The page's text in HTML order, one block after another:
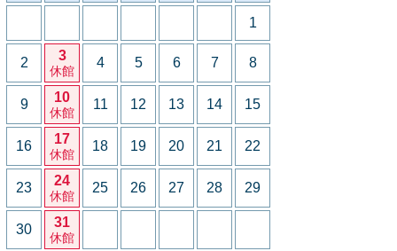
1
2 3
休館
4 5 6 7 8
9 10
休館
11 12 13 14 15
16 17
休館
18 19 20 21 22
23 24
休館
25 26 27 28 29
30 31
休館